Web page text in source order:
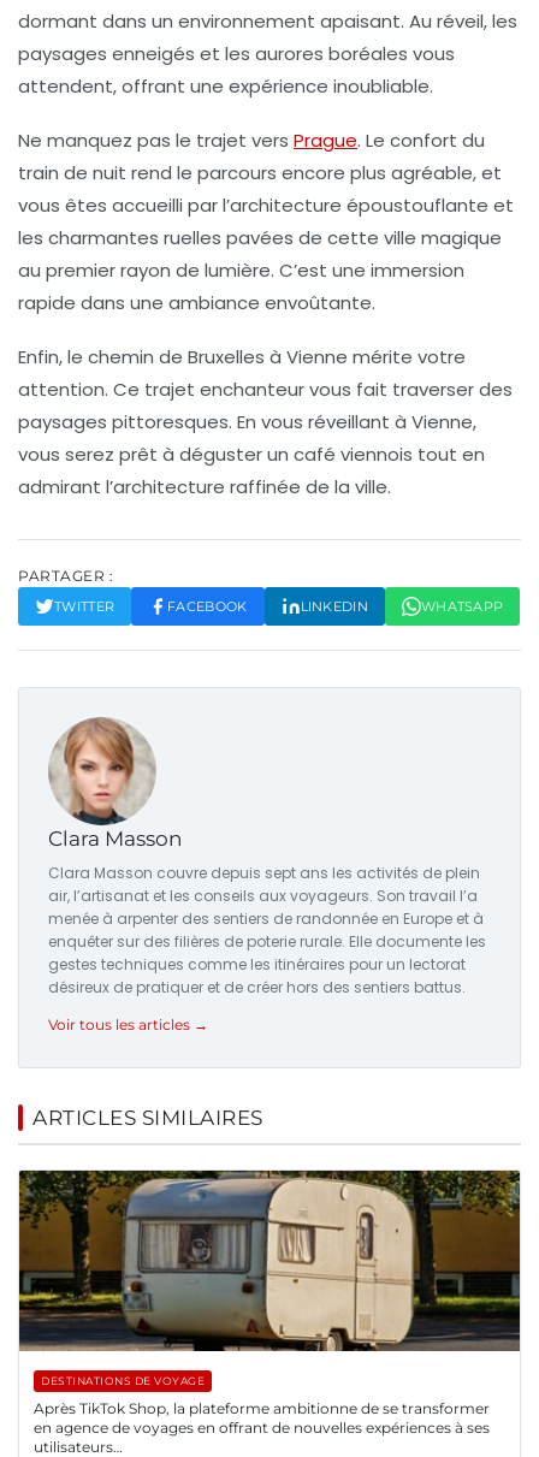
dormant dans un environnement apaisant. Au réveil, les
paysages enneigés et les aurores boréales vous
attendent, offrant une expérience inoubliable.
Ne manquez pas le trajet vers Prague. Le confort du
train de nuit rend le parcours encore plus agréable, et
vous êtes accueilli par l’architecture époustouflante et
les charmantes ruelles pavées de cette ville magique
au premier rayon de lumière. C’est une immersion
rapide dans une ambiance envoûtante.
Enfin, le chemin de Bruxelles à Vienne mérite votre
attention. Ce trajet enchanteur vous fait traverser des
paysages pittoresques. En vous réveillant à Vienne,
vous serez prêt à déguster un café viennois tout en
admirant l’architecture raffinée de la ville.
PARTAGER :
TWITTER FACEBOOK LINKEDIN WHATSAPP
Clara Masson
Clara Masson couvre depuis sept ans les activités de plein
air, l’artisanat et les conseils aux voyageurs. Son travail l’a
menée à arpenter des sentiers de randonnée en Europe et à
enquêter sur des filières de poterie rurale. Elle documente les
gestes techniques comme les itinéraires pour un lectorat
désireux de pratiquer et de créer hors des sentiers battus.
Voir tous les articles →
ARTICLES SIMILAIRES
DESTINATIONS DE VOYAGE
Après TikTok Shop, la plateforme ambitionne de se transformer
en agence de voyages en offrant de nouvelles expériences à ses
utilisateurs…